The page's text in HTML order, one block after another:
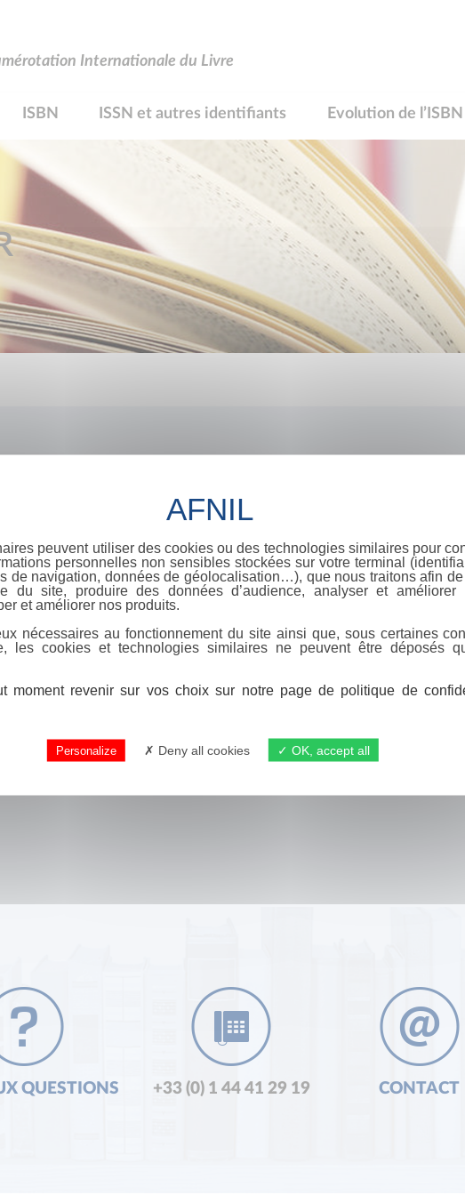
Internationale du Livre
ISBN ISSN et autres identifiants Evolution de l’ISBN
QUESTIONS +33 (0) 1 44 41 29 19 CONTACT
peuvent utiliser des cookies ou des technologies similaires pour
personnelles non sensibles stockées sur votre terminal
de navigation, données de géolocalisation…), que nous traitons afin
du site, produire des données d’audience, analyser et améliorer
et améliorer nos produits.
nécessaires au fonctionnement du site ainsi que, sous certaines
les cookies et technologies similaires ne peuvent être déposés
moment revenir sur vos choix sur notre page de politique de
Personalize Deny all cookies OK, accept all